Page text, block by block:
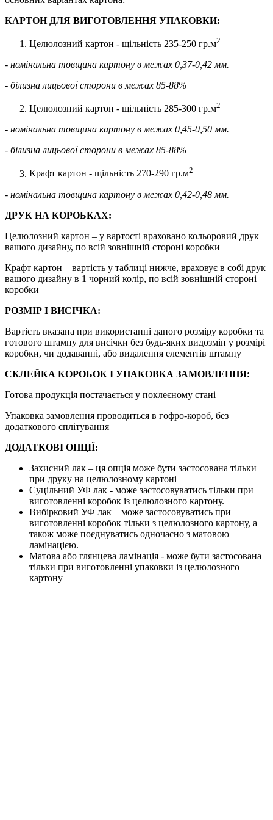
КАРТОН ДЛЯ ВИГОТОВЛЕННЯ УПАКОВКИ:
Целюлозний картон - щільність 235-250 гр.м2
- номінальна товщина картону в межах 0,37-0,42 мм.
- білизна лицьової сторони в межах 85-88%
Целюлозний картон - щільність 285-300 гр.м2
- номінальна товщина картону в межах 0,45-0,50 мм.
- білизна лицьової сторони в межах 85-88%
Крафт картон - щільність 270-290 гр.м2
- номінальна товщина картону в межах 0,42-0,48 мм.
ДРУК НА КОРОБКАХ:
Целюлозний картон – у вартості враховано кольоровий друк
вашого дизайну, по всій зовнішній стороні коробки
Крафт картон – вартість у таблиці нижче, враховує в собі друк
вашого дизайну в 1 чорний колір, по всій зовнішній стороні
коробки
РОЗМІР І ВИСІЧКА:
Вартість вказана при використанні даного розміру коробки та
готового штампу для висічки без будь-яких видозмін у розмірі
коробки, чи додаванні, або видалення елементів штампу
СКЛЕЙКА КОРОБОК І УПАКОВКА ЗАМОВЛЕННЯ:
Готова продукція постачається у поклеєному стані
Упаковка замовлення проводиться в гофро-короб, без
додаткового сплітування
ДОДАТКОВІ ОПЦІЇ:
Захисний лак – ця опція може бути застосована тільки
при друку на целюлозному картоні
Суцільний УФ лак - може застосовуватись тільки при
виготовленні коробок із целюлозного картону.
Вибірковий УФ лак – може застосовуватись при
виготовленні коробок тільки з целюлозного картону, а
також може поєднуватись одночасно з матовою
ламінацією.
Матова або глянцева ламінація - може бути застосована
тільки при виготовленні упаковки із целюлозного
картону